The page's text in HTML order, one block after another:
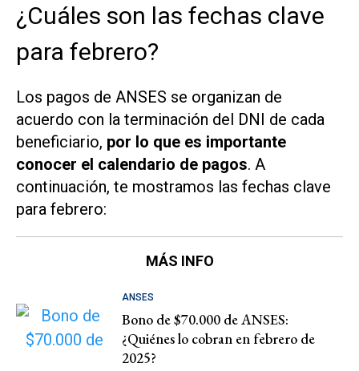
¿Cuáles son las fechas clave
para febrero?
Los pagos de ANSES se organizan de
acuerdo con la terminación del DNI de cada
beneficiario, por lo que es importante
conocer el calendario de pagos. A
continuación, te mostramos las fechas clave
para febrero:
MÁS INFO
ANSES
Bono de $70.000 de ANSES:
¿Quiénes lo cobran en febrero de
2025?